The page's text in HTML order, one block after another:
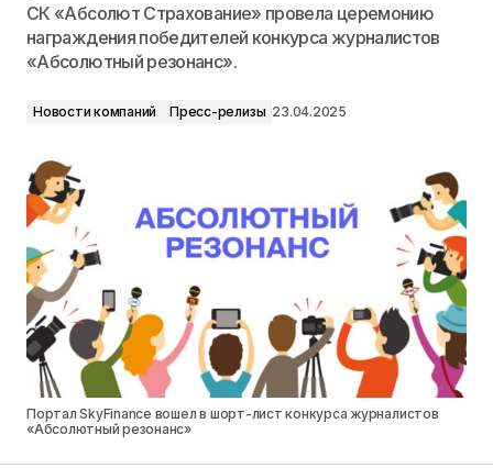
СК «Абсолют Страхование» провела церемонию
награждения победителей конкурса журналистов
«Абсолютный резонанс».
Новости компаний Пресс-релизы 23.04.2025
Портал SkyFinance вошел в шорт-лист конкурса журналистов
«Абсолютный резонанс»